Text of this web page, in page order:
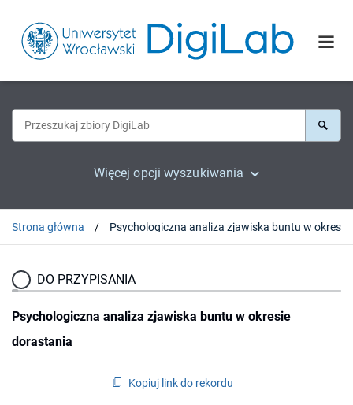
Więcej opcji wyszukiwania
Strona główna
DO PRZYPISANIA
Psychologiczna analiza zjawiska buntu w okresie
dorastania
Kopiuj link do rekordu